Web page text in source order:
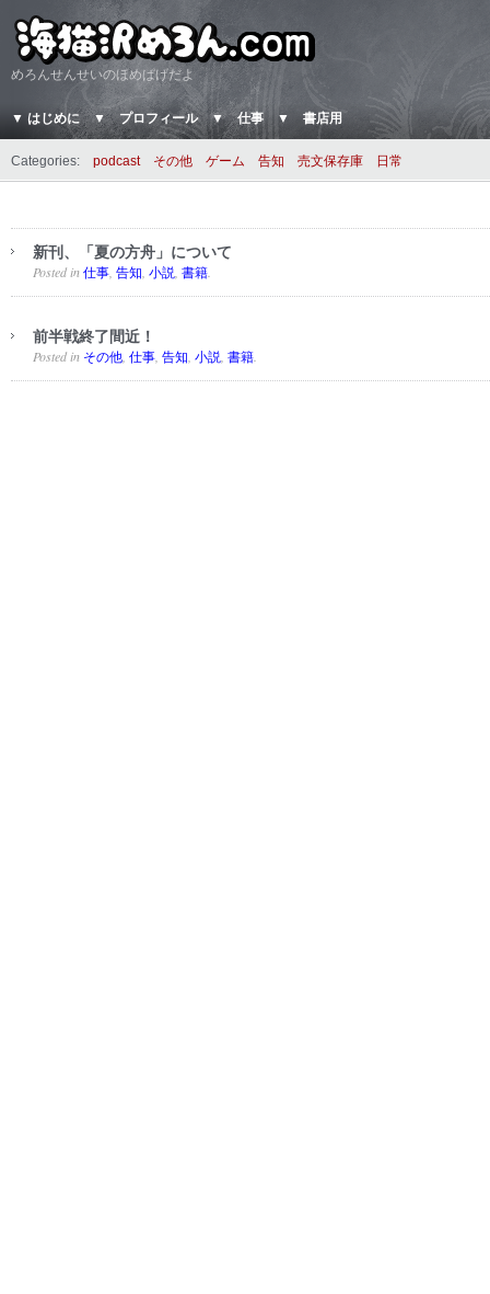
めろんせんせいのほめぱげだよ
▼ はじめに ▼ プロフィール ▼ 仕事 ▼ 書店用
Categories: podcast その他 ゲーム 告知 売文保存庫 日常
新刊、「夏の方舟」について
Posted in 仕事 告知 小説 書籍
前半戦終了間近！
Posted in その他 仕事 告知 小説 書籍